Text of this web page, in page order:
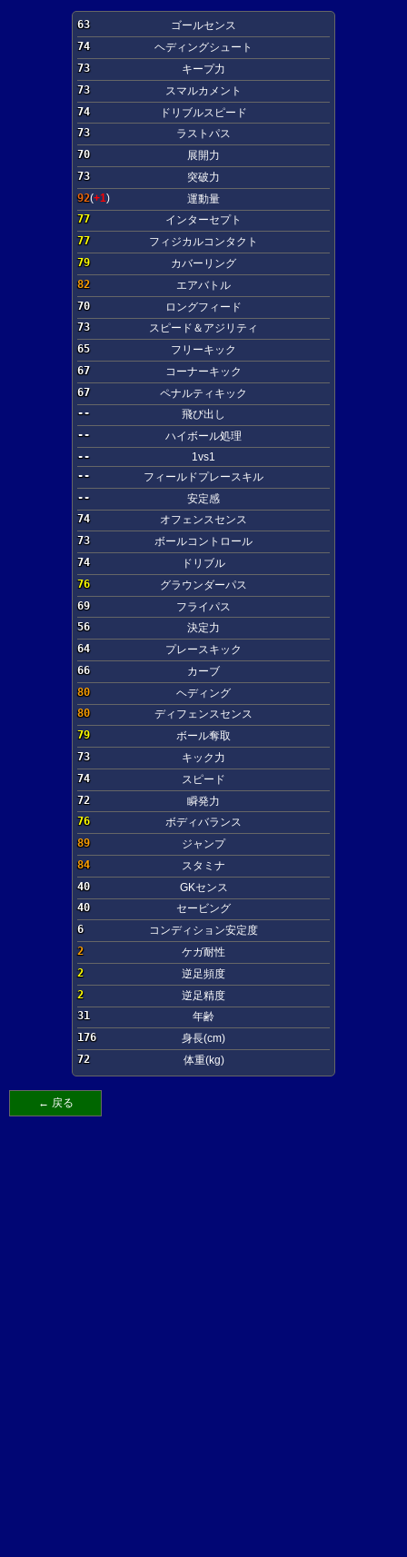
63
ゴールセンス
74
ヘディングシュート
73
キープ力
73
スマルカメント
74
ドリブルスピード
73
ラストパス
70
展開力
73
突破力
92(+1)
運動量
77
インターセプト
77
フィジカルコンタクト
79
カバーリング
82
エアバトル
70
ロングフィード
73
スピード＆アジリティ
65
フリーキック
67
コーナーキック
67
ペナルティキック
--
飛び出し
--
ハイボール処理
--
1vs1
--
フィールドプレースキル
--
安定感
74
オフェンスセンス
73
ボールコントロール
74
ドリブル
76
グラウンダーパス
69
フライパス
56
決定力
64
プレースキック
66
カーブ
80
ヘディング
80
ディフェンスセンス
79
ボール奪取
73
キック力
74
スピード
72
瞬発力
76
ボディバランス
89
ジャンプ
84
スタミナ
40
GKセンス
40
セービング
6
コンディション安定度
2
ケガ耐性
2
逆足頻度
2
逆足精度
31
年齢
176
身長(cm)
72
体重(kg)
← 戻る